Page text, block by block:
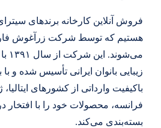
فروش آنلاین کارخانه برندهای
هستیم که توسط شرکت زرآغوش
زیبایی بانوان ایرانی تأسیس شده و با
باکیفیت وارداتی از کشورهای
فرانسه، محصولات خود را با افتخار
بسته‌بندی می‌کند.